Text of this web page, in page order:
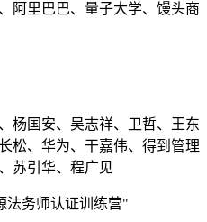
阿里巴巴、量子大学、馒头商
杨国安、吴志祥、卫哲、王东
松、华为、干嘉伟、得到管理
苏引华、程广见
法务师认证训练营"